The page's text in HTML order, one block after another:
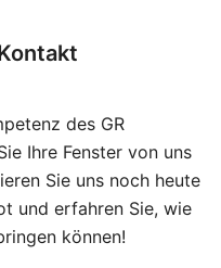
des GR
Ihre Fenster von uns
Sie uns noch heute
und erfahren Sie, wie
können!